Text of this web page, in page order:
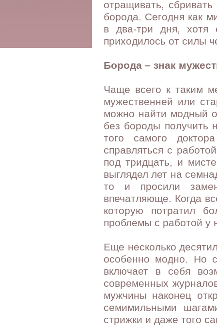
отращивать,
борода. Сегодня как
в два-три дня, хотя
приходилось от силы
Борода – знак
Чаще всего к таким
мужественней или
можно найти модный
без бороды получить
того самого
справляться с
под тридцать, и
выглядел лет на
то и просили
впечатляюще. Когда
которую потратил
проблемы с работой у
Еще несколько
особенно модно. Но
включает в себя
современных
мужчины наконец
семимильными
стрижки и даже того